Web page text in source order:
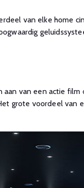
van elke home
van een actie
grote voordeel